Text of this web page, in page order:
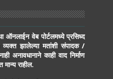
वेब पोर्टलमध्ये प्रसिध्द
झालेल्या मतांशी संपादक /
काही वाद निर्माण
राहील.